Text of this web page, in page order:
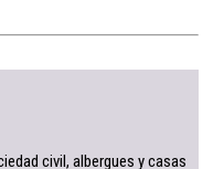
civil, albergues y casas